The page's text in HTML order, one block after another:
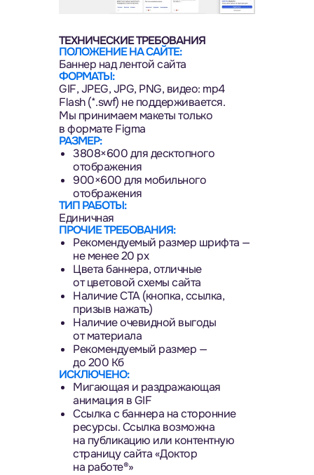
ТЕХНИЧЕСКИЕ ТРЕБОВАНИЯ
ПОЛОЖЕНИЕ НА САЙТЕ:
Баннер над лентой сайта
ФОРМАТЫ:
GIF, JPEG, JPG, PNG, видео: mp4
Flash (*.swf) не поддерживается.
Мы принимаем макеты только
в формате Figma
РАЗМЕР:
3808×600 для десктопного
отображения
900×600 для мобильного
отображения
ТИП РАБОТЫ:
Единичная
ПРОЧИЕ ТРЕБОВАНИЯ:
Рекомендуемый размер шрифта —
не менее 20 px
Цвета баннера, отличные
от цветовой схемы сайта
Наличие CTA (кнопка, ссылка,
призыв нажать)
Наличие очевидной выгоды
от материала
Рекомендуемый размер —
до 200 Кб
ИСКЛЮЧЕНО:
Мигающая и раздражающая
анимация в GIF
Ссылка с баннера на сторонние
ресурсы. Ссылка возможна
на публикацию или контентную
страницу сайта «Доктор
на работе®»